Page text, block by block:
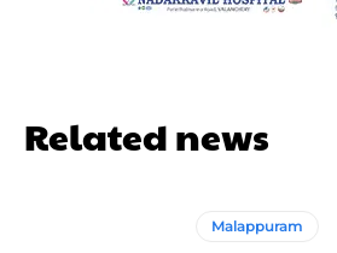
Related news
Malappuram